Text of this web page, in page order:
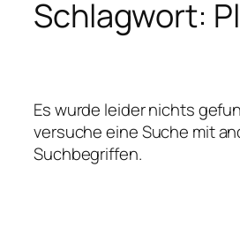
Schlagwort:
Es wurde leider nichts
versuche eine Suche mit
Suchbegriffen.